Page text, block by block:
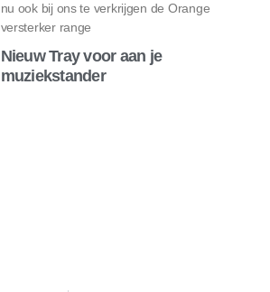
nu ook bij ons te verkrijgen de Orange
versterker range
Nieuw Tray voor aan je
muziekstander